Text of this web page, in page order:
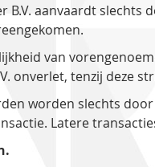
B.V. aanvaardt
van
onverlet, tenzij deze
worden slechts
Latere